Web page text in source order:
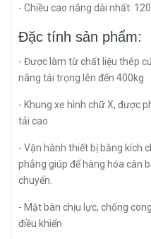
- Chiều cao nâng dài nhất:
Đặc tính sản phẩm:
- Được làm từ chất liệu thép
nâng tải trọng lên đến 400kg
- Khung xe hình chữ X, được
tải cao
- Vận hành thiết bị bằng kích
phẳng giúp để hàng hóa cân
chuyển.
- Mặt bàn chịu lực, chống
điều khiển